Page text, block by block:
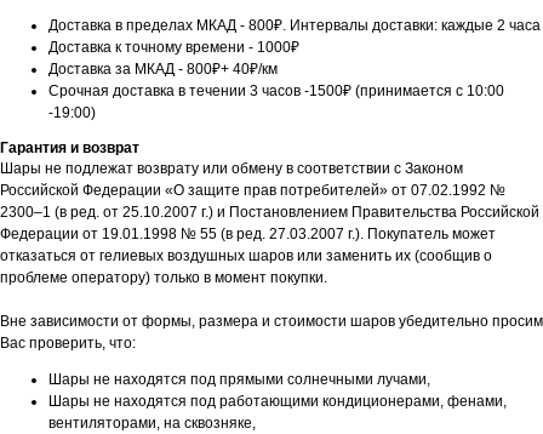
Доставка в пределах МКАД - 800₽. Интервалы доставки: каждые 2 часа
Доставка к точному времени - 1000₽
Доставка за МКАД - 800₽+ 40₽/км
Срочная доставка в течении 3 часов -1500₽ (принимается с 10:00
-19:00)
Гарантия и возврат
Шары не подлежат возврату или обмену в соответствии с Законом
Российской Федерации «О защите прав потребителей» от 07.02.1992 №
2300–1 (в ред. от 25.10.2007 г.) и Постановлением Правительства Российской
Федерации от 19.01.1998 № 55 (в ред. 27.03.2007 г.). Покупатель может
отказаться от гелиевых воздушных шаров или заменить их (сообщив о
проблеме оператору) только в момент покупки.
Вне зависимости от формы, размера и стоимости шаров убедительно просим
Вас проверить, что:
Шары не находятся под прямыми солнечными лучами,
Шары не находятся под работающими кондиционерами, фенами,
вентиляторами, на сквозняке,